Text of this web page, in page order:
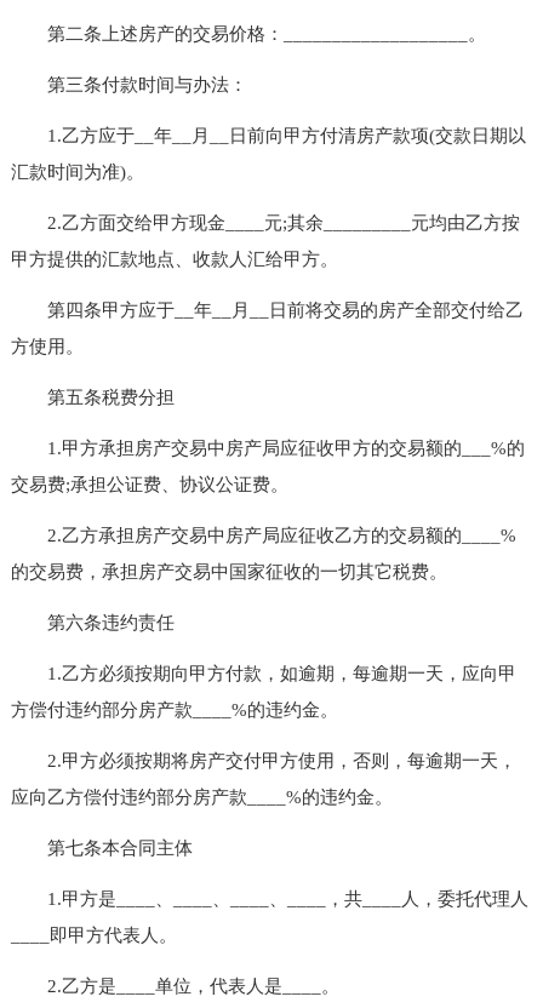
第二条上述房产的交易价格：___________________。
第三条付款时间与办法：
1.乙方应于__年__月__日前向甲方付清房产款项(交款日期以
汇款时间为准)。
2.乙方面交给甲方现金____元;其余_________元均由乙方按
甲方提供的汇款地点、收款人汇给甲方。
第四条甲方应于__年__月__日前将交易的房产全部交付给乙
方使用。
第五条税费分担
1.甲方承担房产交易中房产局应征收甲方的交易额的___%的
交易费;承担公证费、协议公证费。
2.乙方承担房产交易中房产局应征收乙方的交易额的____%
的交易费，承担房产交易中国家征收的一切其它税费。
第六条违约责任
1.乙方必须按期向甲方付款，如逾期，每逾期一天，应向甲
方偿付违约部分房产款____%的违约金。
2.甲方必须按期将房产交付甲方使用，否则，每逾期一天，
应向乙方偿付违约部分房产款____%的违约金。
第七条本合同主体
1.甲方是____、____、____、____，共____人，委托代理人
____即甲方代表人。
2.乙方是____单位，代表人是____。